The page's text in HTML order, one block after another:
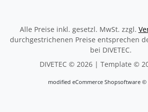
Alle Preise inkl. gesetzl. MwSt. zzgl.
durchgestrichenen Preise entsprechen
bei DIVETEC.
DIVETEC © 2026 | Template ©
modified eCommerce Shopsoftware ©